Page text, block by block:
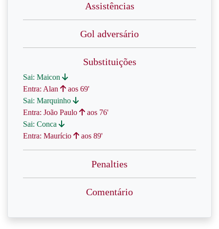
Assistências
Gol adversário
Substituições
Sai: Maicon
Entra: Alan
aos 69'
Sai: Marquinho
Entra: João Paulo
aos 76'
Sai: Conca
Entra: Maurício
aos 89'
Penalties
Comentário